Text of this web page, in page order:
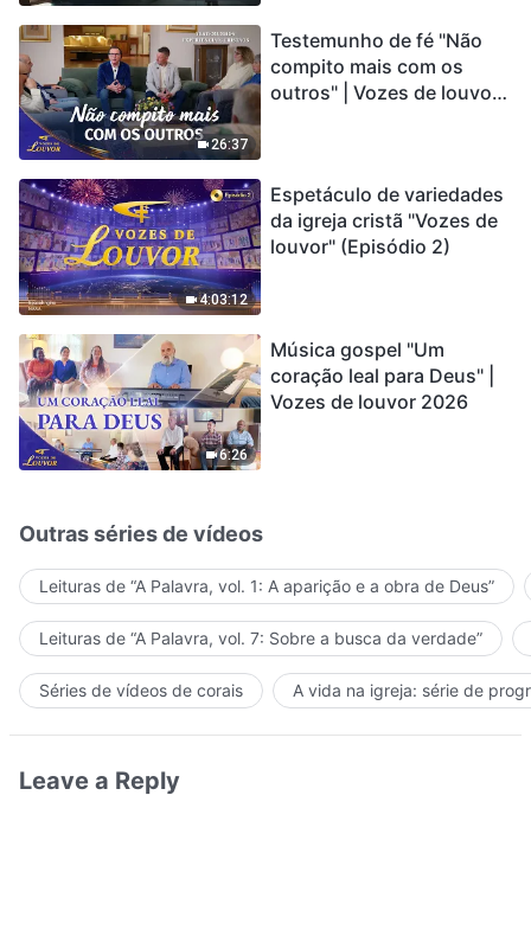
catástrofes ccontecem, a
humanidade está
entrando em contagem
26:37
Testemunho de fé "Não
compito mais com os
outros" | Vozes de louvor
4:03:12
Espetáculo de variedades
da igreja cristã "Vozes de
louvor" (Episódio 2)
6:26
Música gospel "Um
coração leal para Deus" |
Vozes de louvor 2026
Outras séries de vídeos
Leituras de “A Palavra, vol. 1: A aparição e a obra de Deus”
Leituras de “A Palavra, vol. 7: Sobre a busca da verdade”
Séries de vídeos de corais A vida na igreja: série de
Leave a Reply